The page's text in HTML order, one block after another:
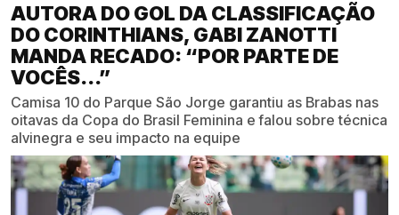
AUTORA DO GOL DA CLASSIFICAÇÃO
DO CORINTHIANS, GABI ZANOTTI
MANDA RECADO: “POR PARTE DE
VOCÊS...”
Camisa 10 do Parque São Jorge garantiu as Brabas nas
oitavas da Copa do Brasil Feminina e falou sobre técnica
alvinegra e seu impacto na equipe